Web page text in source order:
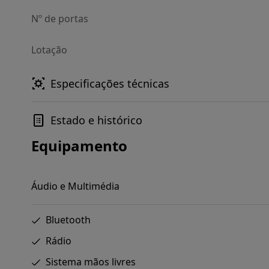
Nº de portas
Lotação
Especificações técnicas
Estado e histórico
Equipamento
Áudio e Multimédia
Bluetooth
Rádio
Sistema mãos livres